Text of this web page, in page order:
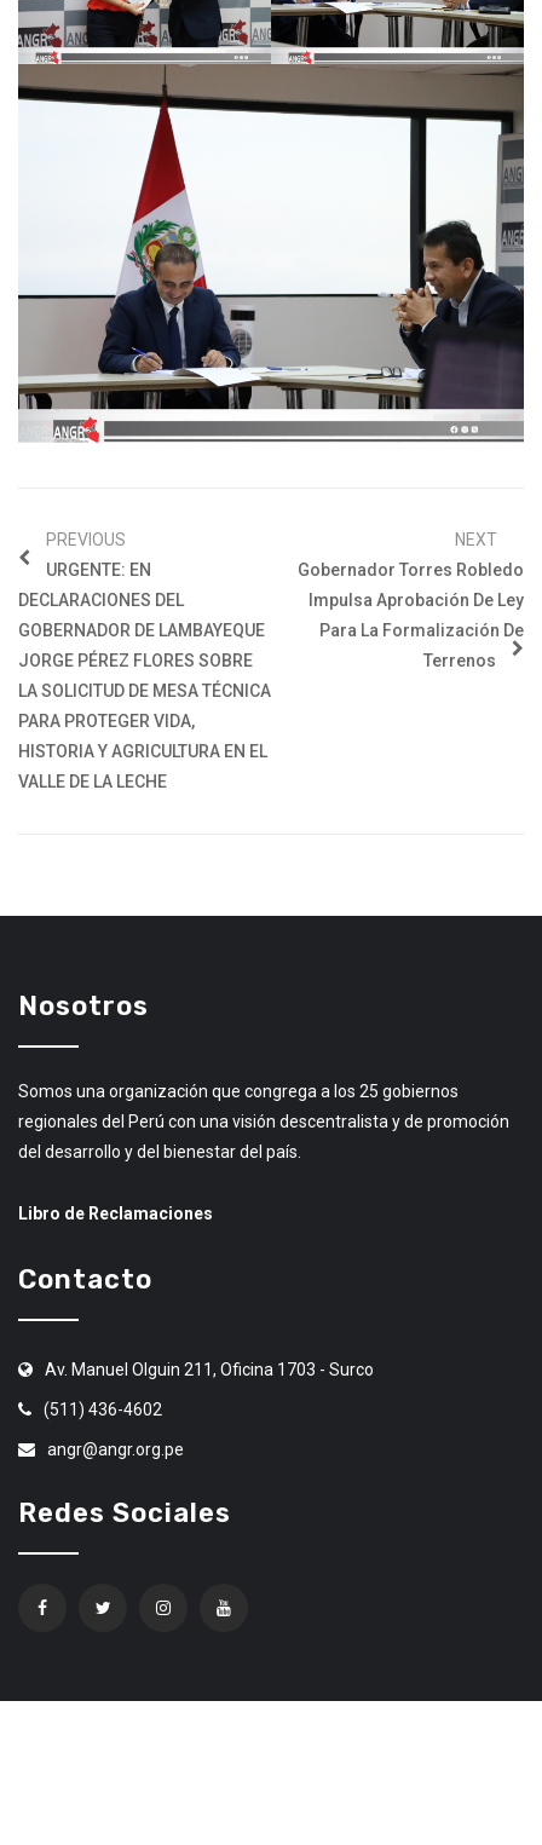
PREVIOUS
URGENTE: EN
DECLARACIONES DEL
GOBERNADOR DE LAMBAYEQUE
JORGE PÉREZ FLORES SOBRE
LA SOLICITUD DE MESA TÉCNICA
PARA PROTEGER VIDA,
HISTORIA Y AGRICULTURA EN EL
VALLE DE LA LECHE
NEXT
Gobernador Torres Robledo
Impulsa Aprobación De Ley
Para La Formalización De
Terrenos
Nosotros
Somos una organización que congrega a los 25 gobiernos
regionales del Perú con una visión descentralista y de promoción
del desarrollo y del bienestar del país.
Libro de Reclamaciones
Contacto
Av. Manuel Olguin 211, Oficina 1703 - Surco
(511) 436-4602
angr@angr.org.pe
Redes Sociales